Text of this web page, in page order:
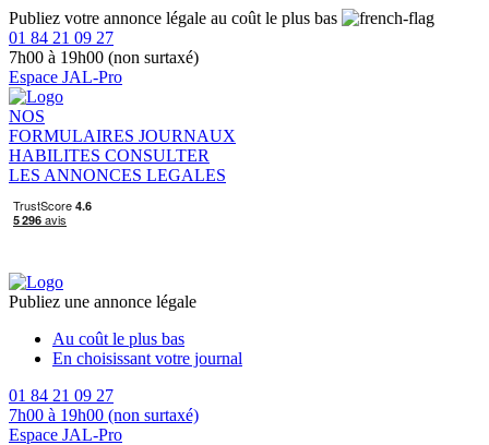
Publiez votre annonce légale au coût le plus bas
01 84 21 09 27
7h00 à 19h00 (non surtaxé)
Espace JAL-Pro
NOS
FORMULAIRES JOURNAUX
HABILITES CONSULTER
LES ANNONCES LEGALES
Publiez une annonce légale
Au coût le plus bas
En choisissant votre journal
01 84 21 09 27
7h00 à 19h00 (non surtaxé)
Espace JAL-Pro